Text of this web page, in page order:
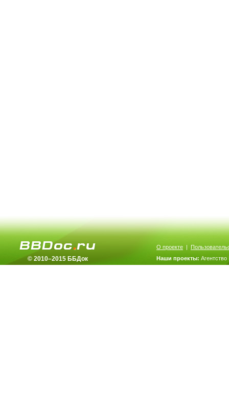
© 2010–2015 ББДок
О проекте |
Наши проекты: